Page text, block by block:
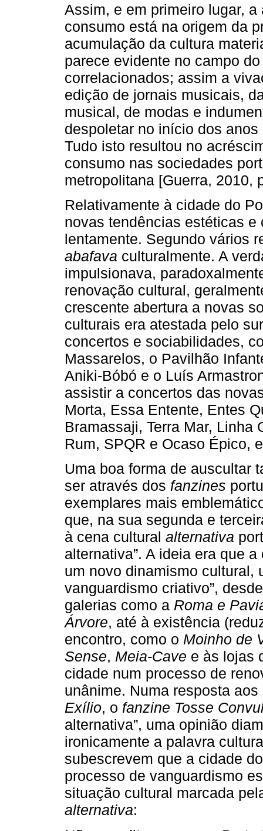
Assim, e em primeiro lugar,
consumo está na origem da
acumulação da cultura
parece evidente no campo
correlacionados; assim a
edição de jornais musicais,
musical, de modas e
despoletar no início dos
Tudo isto resultou no
consumo nas sociedades
metropolitana [Guerra, 2010,
Relativamente à cidade do
novas tendências estéticas
lentamente. Segundo vários
abafava culturalmente. A
impulsionava,
renovação cultural,
crescente abertura a novas
culturais era atestada pelo
concertos e sociabilidades,
Massarelos, o Pavilhão
Aniki-Bóbó e o Luís
assistir a concertos das
Morta, Essa Entente, Entes
Bramassaji, Terra Mar, Linha
Rum, SPQR e Ocaso Épico,
Uma boa forma de auscultar
ser através dos fanzines
exemplares mais
que, na sua segunda e
à cena cultural alternativa
alternativa”. A ideia era que
um novo dinamismo cultural,
vanguardismo criativo”,
galerias como a Roma e
Árvore, até à existência
encontro, como o Moinho de
Sense, Meia-Cave e às lojas
cidade num processo de
unânime. Numa resposta
Exílio, o fanzine Tosse
alternativa”, uma opinião
ironicamente a palavra
subescrevem que a cidade
processo de vanguardismo
situação cultural marcada
alternativa: